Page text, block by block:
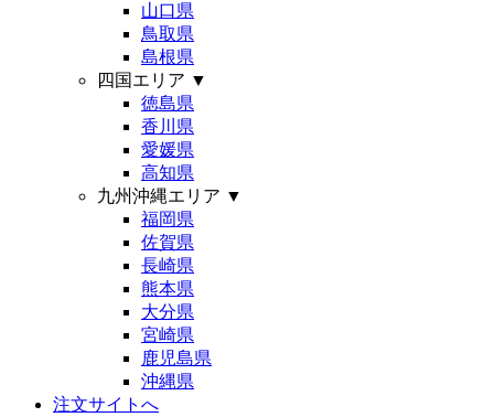
山口県
鳥取県
島根県
四国エリア ▼
徳島県
香川県
愛媛県
高知県
九州沖縄エリア ▼
福岡県
佐賀県
長崎県
熊本県
大分県
宮崎県
鹿児島県
沖縄県
注文サイトへ